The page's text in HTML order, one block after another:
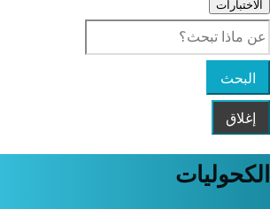
الاختبارات
إغلاق